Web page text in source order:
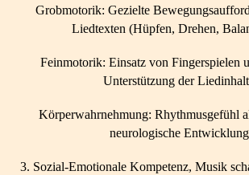
Grobmotorik: Gezielte
Liedtexten (Hüpfen, Drehen,
Feinmotorik: Einsatz von Fingerspielen
Unterstützung der
Körperwahrnehmung: Rhythmusgefühl
neurologische
3. Sozial-Emotionale Kompetenz, Musik